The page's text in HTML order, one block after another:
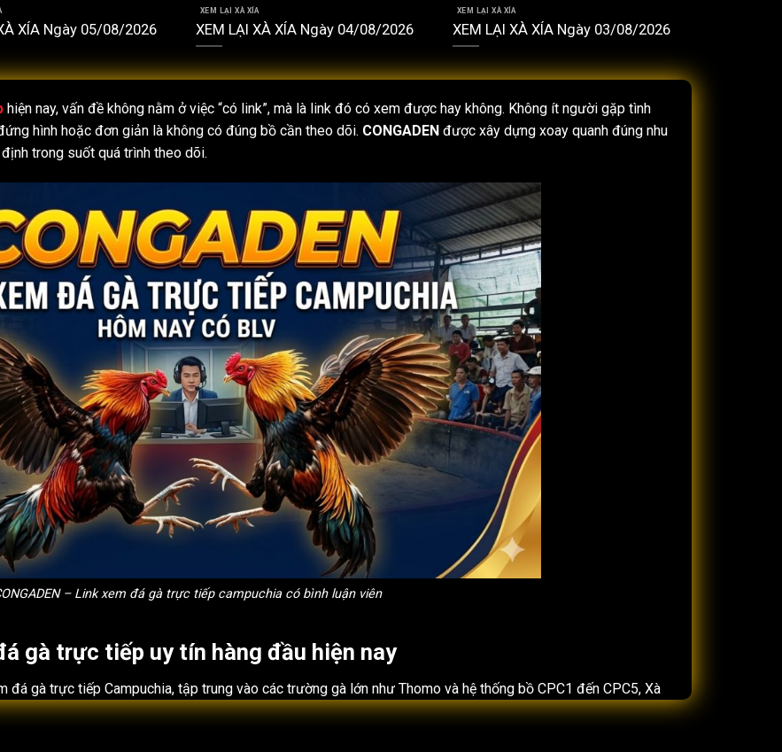
XÍA Ngày 05/08/2026
XEM LẠI XÀ XÍA
XEM LẠI XÀ XÍA Ngày 04/08/2026
XEM LẠI XÀ XÍA
XEM LẠI XÀ XÍA Ngày 03/08/2026
hiện nay, vấn đề không nằm ở việc “có link”, mà là link đó có xem được hay không. Không ít người gặp tình
hình hoặc đơn giản là không có đúng bồ cần theo dõi. CONGADEN được xây dựng xoay quanh đúng nhu
trong suốt quá trình theo dõi.
– Link xem đá gà trực tiếp campuchia có bình luận viên
gà trực tiếp uy tín hàng đầu hiện nay
đá gà trực tiếp Campuchia, tập trung vào các trường gà lớn như Thomo và hệ thống bồ CPC1 đến CPC5, Xà
khác biệt của CONGADEN không nằm ở số lượng tính năng, mà ở cách tối ưu trải nghiệm người xem: truy